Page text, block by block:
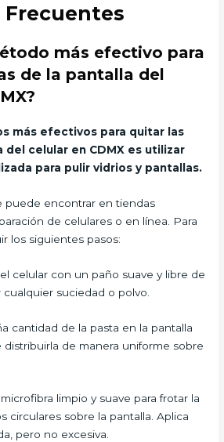
más efectivo para
de la pantalla del
más efectivos para quitar las
del celular en CDMX es utilizar
para pulir vidrios y pantallas.
puede encontrar en tiendas
de celulares o en línea. Para
los siguientes pasos:
celular con un paño suave y libre de
cualquier suciedad o polvo.
cantidad de la pasta en la pantalla
distribuirla de manera uniforme sobre
limpio y suave para frotar la
circulares sobre la pantalla. Aplica
pero no excesiva.